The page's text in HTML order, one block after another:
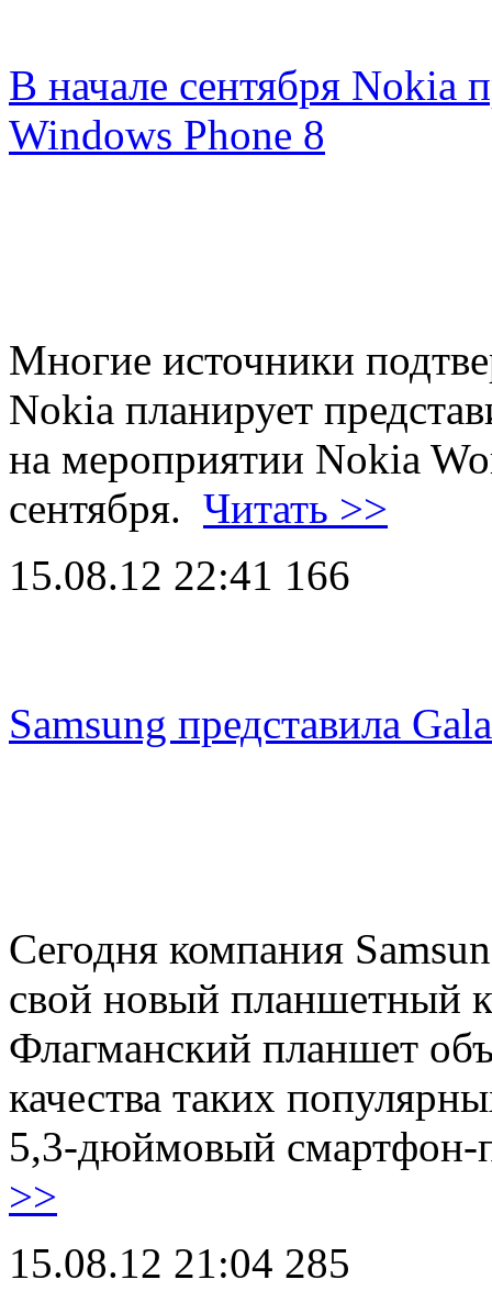
В начале сентября Nokia
Windows Phone 8
Многие источники
Nokia планирует
на мероприятии Nokia
сентября. Читать >>
15.08.12 22:41 166
Samsung представила
Сегодня компания
свой новый планшетный
Флагманский планшет
качества таких
5,3-дюймовый
>>
15.08.12 21:04 285